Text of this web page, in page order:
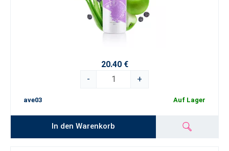
20.40 €
-
+
ave03 Auf Lager
In den Warenkorb